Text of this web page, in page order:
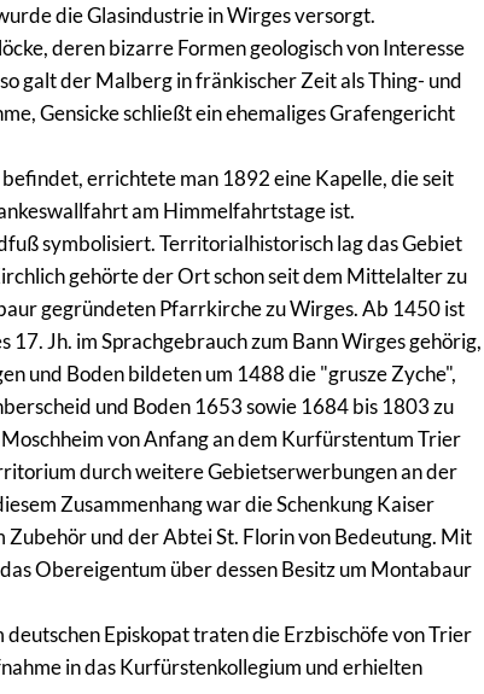
die Glasindustrie in Wirges versorgt.
deren bizarre Formen geologisch von Interesse
galt der Malberg in fränkischer Zeit als Thing- und
Gensicke schließt ein ehemaliges Grafengericht
errichtete man 1892 eine Kapelle, die seit
am Himmelfahrtstage ist.
symbolisiert. Territorialhistorisch lag das Gebiet
gehörte der Ort schon seit dem Mittelalter zu
gegründeten Pfarrkirche zu Wirges. Ab 1450 ist
Jh. im Sprachgebrauch zum Bann Wirges gehörig,
und Boden bildeten um 1488 die "grusze Zyche",
und Boden 1653 sowie 1684 bis 1803 zu
von Anfang an dem Kurfürstentum Trier
durch weitere Gebietserwerbungen an der
Zusammenhang war die Schenkung Kaiser
und der Abtei St. Florin von Bedeutung. Mit
Obereigentum über dessen Besitz um Montabaur
Episkopat traten die Erzbischöfe von Trier
in das Kurfürstenkollegium und erhielten